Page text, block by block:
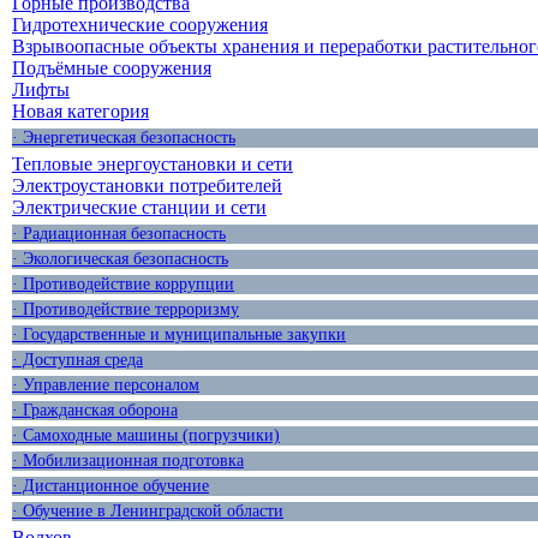
Гидротехнические сооружения
Взрывоопасные объекты хранения и переработки
Подъёмные сооружения
Лифты
Новая категория
· Энергетическая безопасность
Тепловые энергоустановки и сети
Электроустановки потребителей
Электрические станции и сети
· Радиационная безопасность
· Экологическая безопасность
· Противодействие коррупции
· Противодействие терроризму
· Государственные и муниципальные закупки
· Доступная среда
· Управление персоналом
· Гражданская оборона
· Самоходные машины (погрузчики)
· Мобилизационная подготовка
· Дистанционное обучение
· Обучение в Ленинградской области